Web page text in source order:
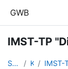
GWB
IMST-TP
Startseite Kurse